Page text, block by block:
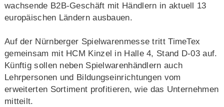
wachsende B2B-Geschäft mit Händlern in aktuell 13
europäischen Ländern ausbauen.
Auf der Nürnberger Spielwarenmesse tritt TimeTex
gemeinsam mit HCM Kinzel in Halle 4, Stand D-03 auf.
Künftig sollen neben Spielwarenhändlern auch
Lehrpersonen und Bildungseinrichtungen vom
erweiterten Sortiment profitieren, wie das Unternehmen
mitteilt.